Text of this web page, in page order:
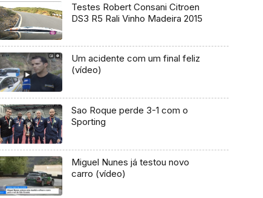
Testes Robert Consani Citroen
DS3 R5 Rali Vinho Madeira 2015
Um acidente com um final feliz
(vídeo)
Sao Roque perde 3-1 com o
Sporting
Miguel Nunes já testou novo
carro (vídeo)